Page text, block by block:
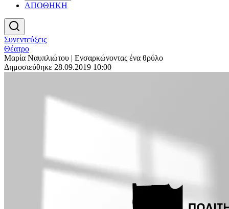
ΑΠΟΘΗΚΗ
Συνεντεύξεις
Θέατρο
Μαρία Ναυπλιώτου | Ενσαρκώνοντας ένα θρύλο
Δημοσιεύθηκε 28.09.2019 10:00